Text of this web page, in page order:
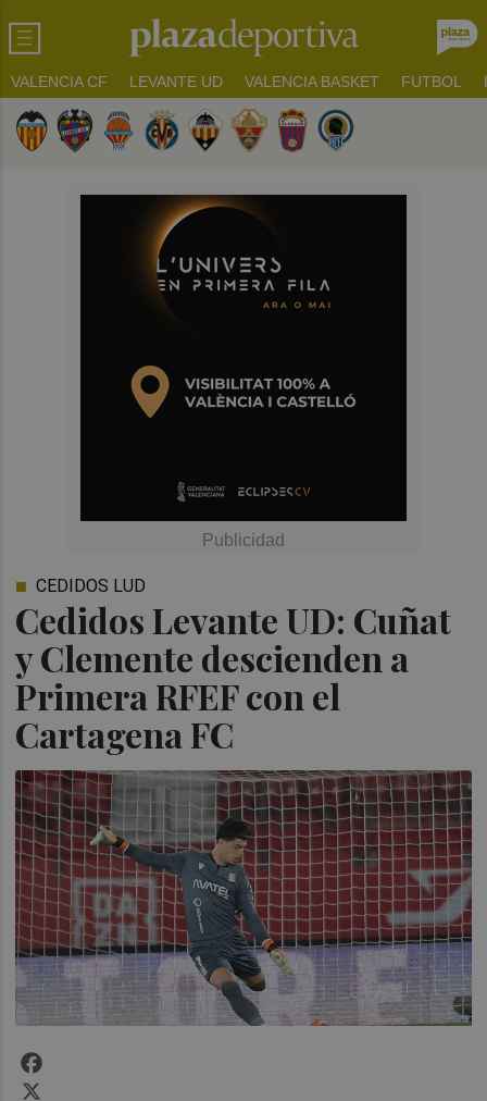
VALENCIA CF LEVANTE UD VALENCIA BASKET FUTBOL
Cedidos Levante UD: Cuñat
y Clemente descienden a
Primera RFEF con el
Cartagena FC
CEDIDOS LUD